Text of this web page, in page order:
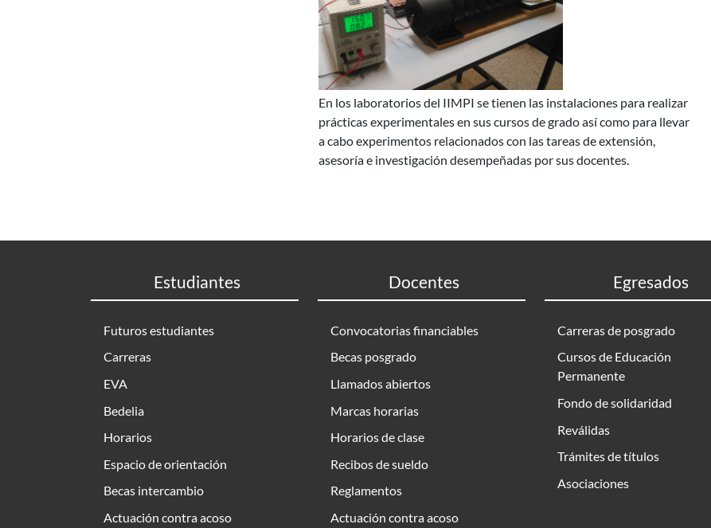
En los laboratorios del IIMPI se tienen las instalaciones para realizar
prácticas experimentales en sus cursos de grado así como para llevar
a cabo experimentos relacionados con las tareas de extensión,
asesoría e investigación desempeñadas por sus docentes.
Estudiantes
Futuros estudiantes
Carreras
EVA
Bedelia
Horarios
Espacio de orientación
Becas intercambio
Actuación contra acoso
Docentes
Convocatorias financiables
Becas posgrado
Llamados abiertos
Marcas horarias
Horarios de clase
Recibos de sueldo
Reglamentos
Actuación contra acoso
Egresados
Carreras de posgrado
Cursos de Educación
Permanente
Fondo de solidaridad
Reválidas
Trámites de títulos
Asociaciones